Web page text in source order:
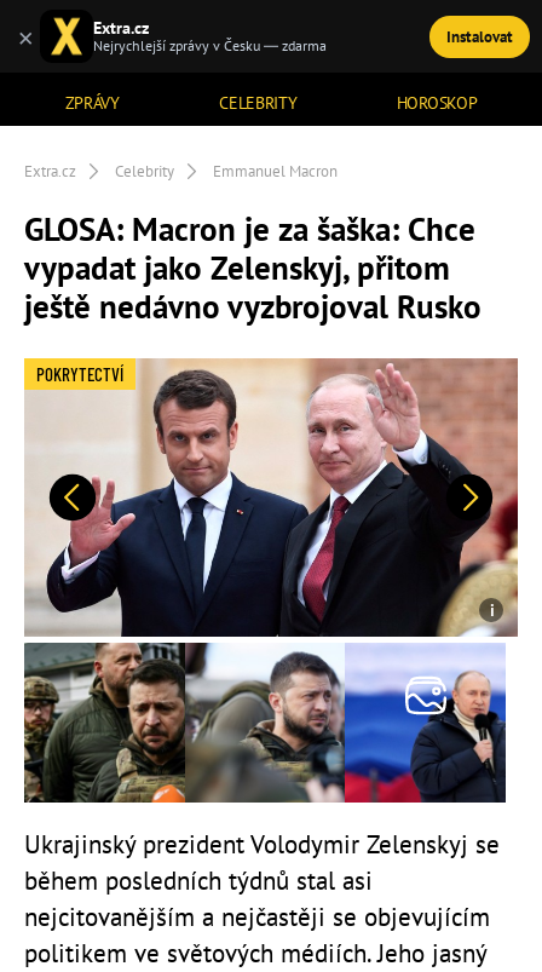
ZPRÁVY CELEBRITY HOROSKOP
TÉMATA
Extra.cz Celebrity Emmanuel Macron
GLOSA: Macron je za šaška: Chce
vypadat jako Zelenskyj, přitom
ještě nedávno vyzbrojoval Rusko
Předchozí Další
POKRYTECTVÍ
Ukrajinský prezident Volodymir Zelenskyj se
během posledních týdnů stal asi
nejcitovanějším a nejčastěji se objevujícím
politikem ve světových médiích. Jeho jasný
× Extra.cz
Nejrychlejší zprávy v Česku — zdarma Instalovat